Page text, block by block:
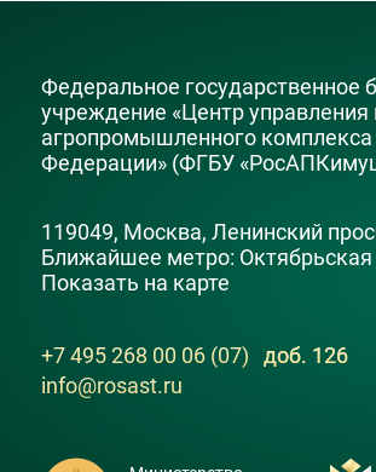
Федеральное государственное
учреждение «Центр
агропромышленного комплекса
Федерации» (ФГБУ
119049, Москва, Ленинский
Ближайшее метро: Октябрьская
Показать на карте
+7 495 268 00 06 (07)
доб. 126
info@rosast.ru